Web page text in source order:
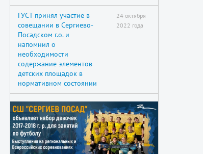
ГУСТ принял участие в
совещании в Сергиево-
Посадском г.о. и
напомнил о
необходимости
содержание элементов
детских площадок в
нормативном состоянии
24 октября
2022 года